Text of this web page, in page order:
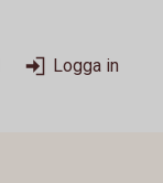
Logga in